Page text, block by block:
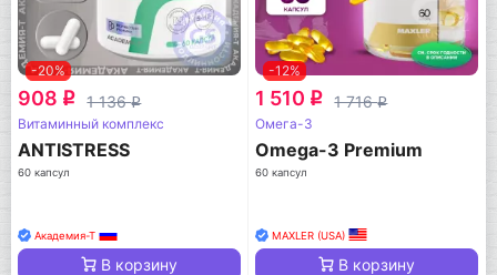
-20%
908 q 1 136q
Витаминный комплекс
ANTISTRESS
60 капсул
Академия-Т
В корзину
-12%
1 510 q 1 716q
Омега-3
Omega-3 Premium
60 капсул
MAXLER (USA)
В корзину